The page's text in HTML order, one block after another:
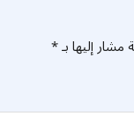
مشار إليها بـ*